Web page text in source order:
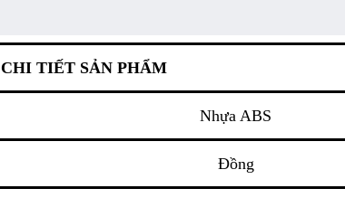
CHI TIẾT SẢN PHẨM
Nhựa ABS
Đồng